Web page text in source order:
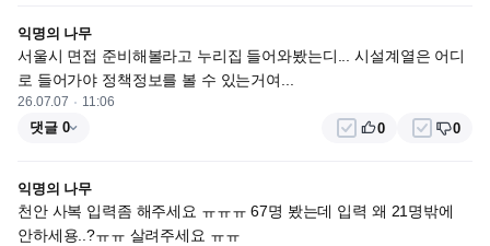
익명의 나무
서울시 면접 준비해볼라고 누리집 들어와봤는디... 시설계열은 어디
로 들어가야 정책정보를 볼 수 있는거여...
26.07.07 11:06
댓글 0 0 0
익명의 나무
천안 사복 입력좀 해주세요 ㅠㅠㅠ 67명 봤는데 입력 왜 21명밖에
안하세용..?ㅠㅠ 살려주세요 ㅠㅠ